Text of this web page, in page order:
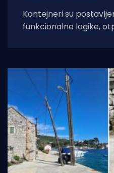
Kontejneri su
funkcionalne logike,
prostor